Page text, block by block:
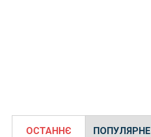
ОСТАННЄ ПОПУЛЯРНЕ